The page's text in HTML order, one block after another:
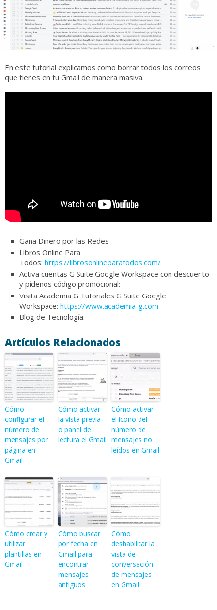
En este tutorial explicamos como borrar todos los correos
que tienes en tu Gmail de manera masiva.
Gana Dinero por las Redes
Libros Online Para
Todos: https://librosonlineparatodos.com/
Activa cuentas G Suite Google Workspace con descuento
y pídenos código promocional:
Visita Academia G Tutoriales G Suite Google
Workspace: https://www.academia-g.com
Blog de Tecnología:
Artículos Relacionados
Cómo
configurar el
número de
mensajes por
página en
Gmail
Cómo activar
la vista previa
o panel de
lectura el Gmail
Cómo activar
el icono del
número de
mensajes no
leídos en Gmail
Cómo crear y
utilizar
plantillas en
Gmail
Cómo buscar
por fecha en
Gmail para
encontrar
mensajes
antiguos
Cómo
deshabilitar la
vista de
conversación
de mensajes
en Gmail